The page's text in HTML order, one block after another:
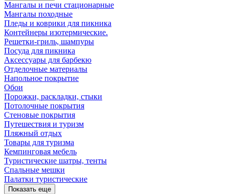
Мангалы и печи стационарные
Мангалы походные
Пледы и коврики для пикника
Контейнеры изотермические.
Решетки-гриль, шампуры
Посуда для пикника
Аксессуары для барбекю
Отделочные материалы
Напольное покрытие
Обои
Порожки, раскладки, стыки
Потолочные покрытия
Стеновые покрытия
Путешествия и туризм
Пляжный отдых
Товары для туризма
Кемпинговая мебель
Туристические шатры, тенты
Спальные мешки
Палатки туристические
Показать еще